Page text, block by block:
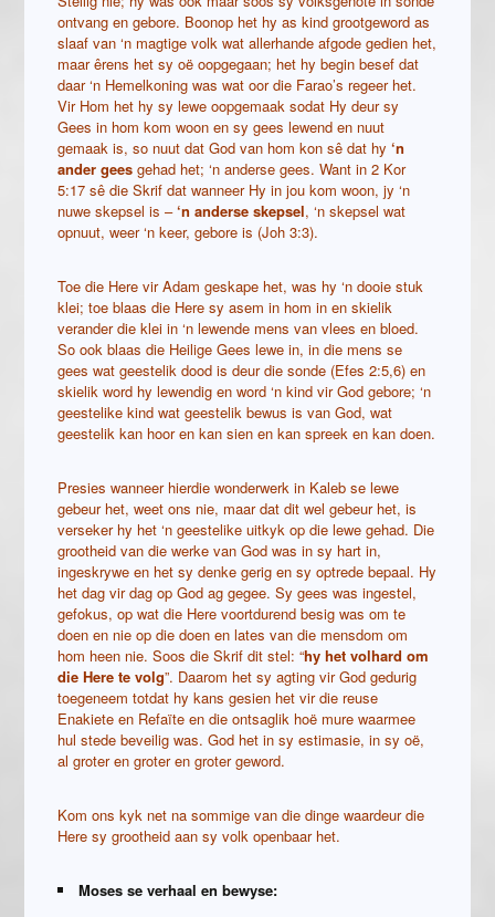
ontvang en gebore. Boonop het hy as kind grootgeword as
slaaf van ‘n magtige volk wat allerhande afgode gedien het,
maar êrens het sy oë oopgegaan; het hy begin besef dat
daar ‘n Hemelkoning was wat oor die Farao’s regeer het.
Vir Hom het hy sy lewe oopgemaak sodat Hy deur sy
Gees in hom kom woon en sy gees lewend en nuut
gemaak is, so nuut dat God van hom kon sê dat hy‘n
ander gees gehad het; ‘n anderse gees. Want in 2 Kor
5:17 sê die Skrif dat wanneer Hy in jou kom woon, jy ‘n
nuwe skepsel is –‘n anderse skepsel, ‘n skepsel wat
opnuut, weer ‘n keer, gebore is (Joh 3:3).
Toe die Here vir Adam geskape het, was hy ‘n dooie stuk
klei; toe blaas die Here sy asem in hom in en skielik
verander die klei in ‘n lewende mens van vlees en bloed.
So ook blaas die Heilige Gees lewe in, in die mens se
gees wat geestelik dood is deur die sonde (Efes 2:5,6) en
skielik word hy lewendig en word ‘n kind vir God gebore; ‘n
geestelike kind wat geestelik bewus is van God, wat
geestelik kan hoor en kan sien en kan spreek en kan doen.
Presies wanneer hierdie wonderwerk in Kaleb se lewe
gebeur het, weet ons nie, maar dat dit wel gebeur het, is
verseker hy het ‘n geestelike uitkyk op die lewe gehad. Die
grootheid van die werke van God was in sy hart in,
ingeskrywe en het sy denke gerig en sy optrede bepaal. Hy
het dag vir dag op God ag gegee. Sy gees was ingestel,
gefokus, op wat die Here voortdurend besig was om te
doen en nie op die doen en lates van die mensdom om
hom heen nie. Soos die Skrif dit stel: “hy het volhard om
die Here te volg”. Daarom het sy agting vir God gedurig
toegeneem totdat hy kans gesien het vir die reuse
Enakiete en Refaïte en die ontsaglik hoë mure waarmee
hul stede beveilig was. God het in sy estimasie, in sy oë,
al groter en groter en groter geword.
Kom ons kyk net na sommige van die dinge waardeur die
Here sy grootheid aan sy volk openbaar het.
Moses se verhaal en bewyse: